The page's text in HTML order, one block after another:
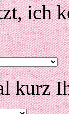
ich
kurz